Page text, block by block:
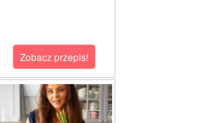
Zobacz przepis!